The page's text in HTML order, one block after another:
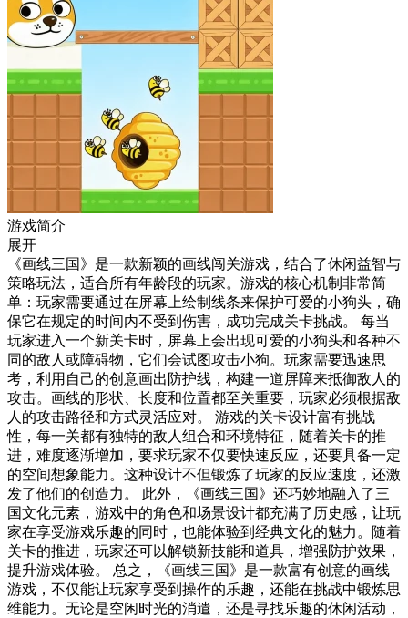
游戏简介
展开
《画线三国》是一款新颖的画线闯关游戏，结合了休闲益智与
策略玩法，适合所有年龄段的玩家。游戏的核心机制非常简
单：玩家需要通过在屏幕上绘制线条来保护可爱的小狗头，确
保它在规定的时间内不受到伤害，成功完成关卡挑战。 每当
玩家进入一个新关卡时，屏幕上会出现可爱的小狗头和各种不
同的敌人或障碍物，它们会试图攻击小狗。玩家需要迅速思
考，利用自己的创意画出防护线，构建一道屏障来抵御敌人的
攻击。画线的形状、长度和位置都至关重要，玩家必须根据敌
人的攻击路径和方式灵活应对。 游戏的关卡设计富有挑战
性，每一关都有独特的敌人组合和环境特征，随着关卡的推
进，难度逐渐增加，要求玩家不仅要快速反应，还要具备一定
的空间想象能力。这种设计不但锻炼了玩家的反应速度，还激
发了他们的创造力。 此外，《画线三国》还巧妙地融入了三
国文化元素，游戏中的角色和场景设计都充满了历史感，让玩
家在享受游戏乐趣的同时，也能体验到经典文化的魅力。随着
关卡的推进，玩家还可以解锁新技能和道具，增强防护效果，
提升游戏体验。 总之，《画线三国》是一款富有创意的画线
游戏，不仅能让玩家享受到操作的乐趣，还能在挑战中锻炼思
维能力。无论是空闲时光的消遣，还是寻找乐趣的休闲活动，